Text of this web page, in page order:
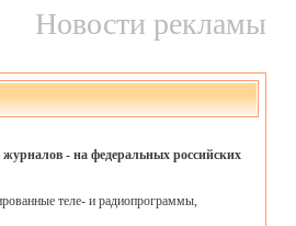
Новости рекламы
- на федеральных российских
теле- и радиопрограммы,